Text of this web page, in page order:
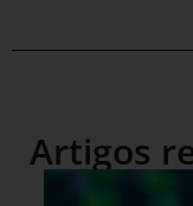
Artigos